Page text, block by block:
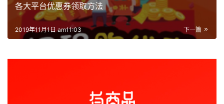
各大平台优惠券领取方法
下一篇
2019年11月1日 am11:03